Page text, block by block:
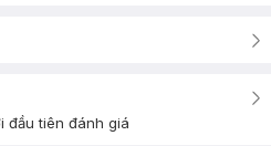
đầu tiên đánh giá